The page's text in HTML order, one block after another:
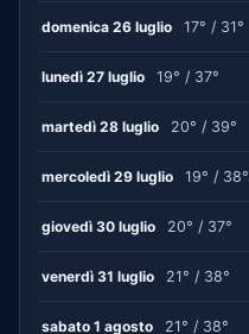
domenica 26 luglio 17° / 31°
lunedì 27 luglio 19° / 37°
martedì 28 luglio 20° / 39°
mercoledì 29 luglio 19° / 38°
giovedì 30 luglio 20° / 37°
venerdì 31 luglio 21° / 38°
sabato 1 agosto 21° / 38°